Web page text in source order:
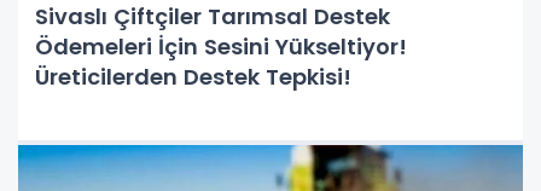
Sivaslı Çiftçiler Tarımsal Destek
Ödemeleri İçin Sesini Yükseltiyor!
Üreticilerden Destek Tepkisi!